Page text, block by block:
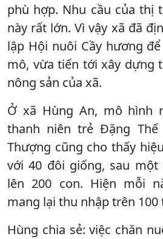
phù hợp. Nhu cầu của thị
này rất lớn. Vì vậy xã đã
lập Hội nuôi Cầy hương
mô, vừa tiến tới xây dựng
nông sản của xã.
Ở xã Hùng An, mô hình
thanh niên trẻ Đặng Thế
Thượng cũng cho thấy
với 40 đôi giống, sau
lên 200 con. Hiện mỗi
mang lại thu nhập trên 100
Hùng chia sẻ: việc chăn